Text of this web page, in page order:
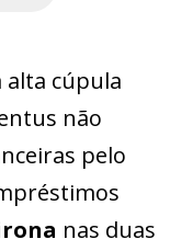
alta cúpula
não
pelo
nas duas